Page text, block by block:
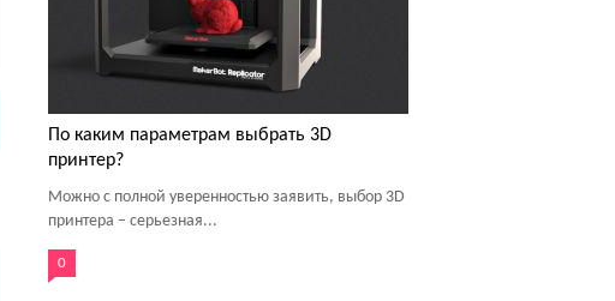
По каким параметрам выбрать 3D
принтер?
Можно с полной уверенностью заявить, выбор 3D
принтера – серьезная...
0